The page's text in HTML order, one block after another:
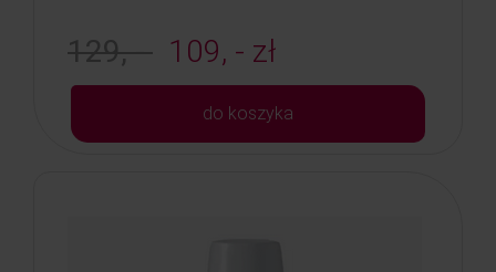
129, - 109, - zł
do koszyka